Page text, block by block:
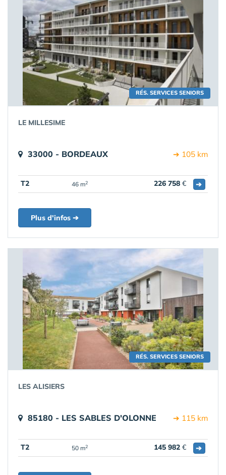
RÉS. SERVICES SENIORS
LE MILLESIME
33000 - BORDEAUX ➔ 105 km
T2 46 m2 226 758 € ➔
Plus d'infos ➔
RÉS. SERVICES SENIORS
LES ALISIERS
85180 - LES SABLES D'OLONNE ➔ 115 km
T2 50 m2 145 982 € ➔